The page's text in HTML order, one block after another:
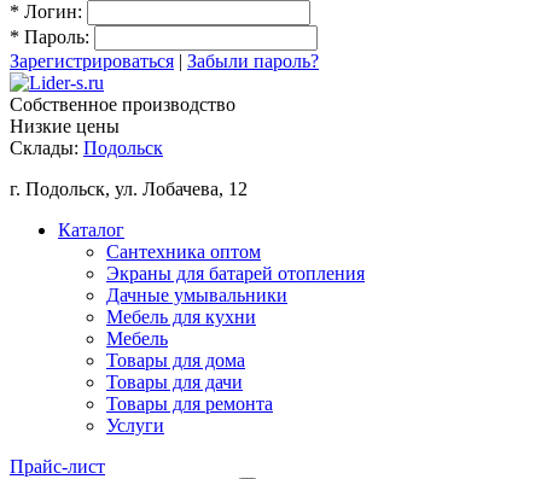
* Логин:
* Пароль:
Зарегистрироваться | Забыли пароль?
Собственное производство
Низкие цены
Склады: Подольск
г. Подольск, ул. Лобачева, 12
Каталог
Сантехника оптом
Экраны для батарей отопления
Дачные умывальники
Мебель для кухни
Мебель
Товары для дома
Товары для дачи
Товары для ремонта
Услуги
Прайс-лист